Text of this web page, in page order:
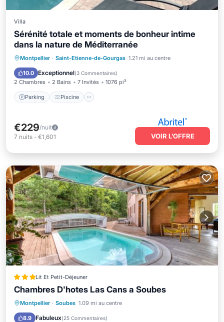
Villa
Sérénité totale et moments de bonheur intime
dans la nature de Méditerranée
Montpellier · Saint-Etienne-de-Gourgas 1.21 mi au centre
10.0 Exceptionnel(3 Commentaires)
2 Chambres 2 Bains 7 Invités 1076 pi²
Parking Piscine
Parking Piscine
Balcon/Terrasse
Cuisine
€229/nuit
7 nuits - €1,601 VOIR L’OFFRE
Lit Et Petit-Déjeuner
Chambres D'hotes Las Cans a Soubes
Montpellier · Soubes 1.09 mi au centre
8.9 Fabuleux(25 Commentaires)
Piscine privée
Station de recharge pour véhicules électriques
Parking
Piscine